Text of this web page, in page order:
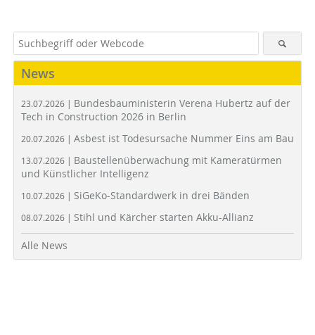
News
23.07.2026 | Bundesbauministerin Verena Hubertz auf der
Tech in Construction 2026 in Berlin
20.07.2026 | Asbest ist Todesursache Nummer Eins am Bau
13.07.2026 | Baustellenüberwachung mit Kameratürmen
und Künstlicher Intelligenz
10.07.2026 | SiGeKo-Standardwerk in drei Bänden
08.07.2026 | Stihl und Kärcher starten Akku-Allianz
Alle News